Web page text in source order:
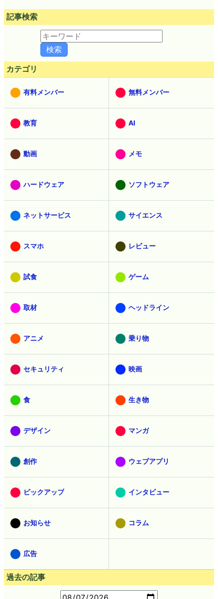
記事検索
カテゴリ
有料メンバー 無料メンバー
教育 AI
動画 メモ
ハードウェア ソフトウェア
ネットサービス サイエンス
スマホ レビュー
試食 ゲーム
取材 ヘッドライン
アニメ 乗り物
セキュリティ 映画
食 生き物
デザイン マンガ
創作 ウェブアプリ
ピックアップ インタビュー
お知らせ コラム
広告
過去の記事